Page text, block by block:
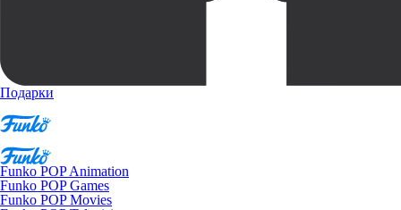
Подарки
Funko POP Animation
Funko POP Games
Funko POP Movies